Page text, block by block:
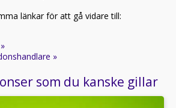
länkar för att gå vidare till:
»
som du kanske gillar